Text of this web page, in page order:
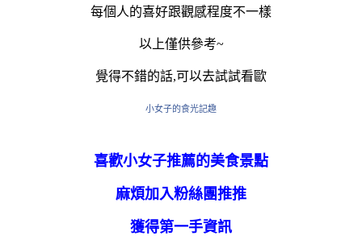
每個人的喜好跟觀感程度不一樣
以上僅供參考~
覺得不錯的話,可以去試試看歐
小女子的食光記趣
喜歡小女子推薦的美食景點
麻煩加入粉絲團推推
獲得第一手資訊